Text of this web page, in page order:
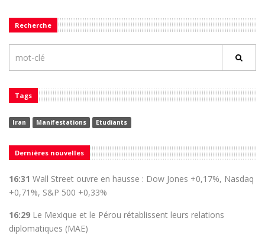
Recherche
Tags
Iran Manifestations Etudiants
Dernières nouvelles
16:31 Wall Street ouvre en hausse : Dow Jones +0,17%, Nasdaq
+0,71%, S&P 500 +0,33%
16:29 Le Mexique et le Pérou rétablissent leurs relations
diplomatiques (MAE)